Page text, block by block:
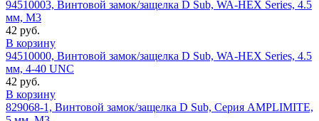
94510003, Винтовой замок/защелка D Sub, WA-HEX Series, 4.5
мм, M3
42 руб.
В корзину
94510000, Винтовой замок/защелка D Sub, WA-HEX Series, 4.5
мм, 4-40 UNC
42 руб.
В корзину
829068-1, Винтовой замок/защелка D Sub, Серия AMPLIMITE,